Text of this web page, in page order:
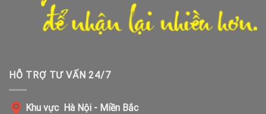
HỖ TRỢ TƯ VẤN 24/7
Khu vực Hà Nội - Miền Bắc